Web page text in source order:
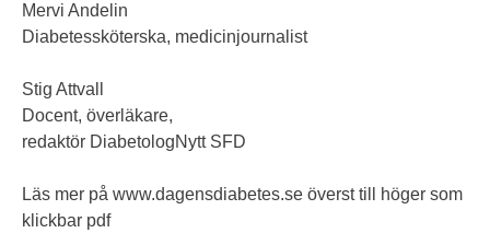
Mervi Andelin
Diabetessköterska, medicinjournalist
Stig Attvall
Docent, överläkare,
redaktör DiabetologNytt SFD
Läs mer på www.dagensdiabetes.se överst till höger som
klickbar pdf